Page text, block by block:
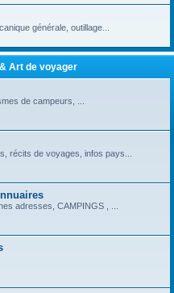
générale, outillage...
Art de voyager
de campeurs, ...
récits de voyages, infos pays...
adresses, CAMPINGS , ...